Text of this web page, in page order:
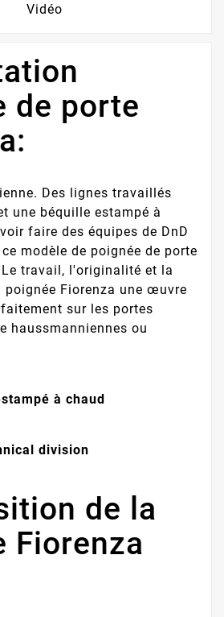
Vidéo
de porte
Des lignes travaillés
une béquille estampé à
faire des équipes de DnD
modèle de poignée de porte
travail, l'originalité et la
Fiorenza une œuvre
sur les portes
haussmanniennes ou
à chaud
division
de la
Fiorenza